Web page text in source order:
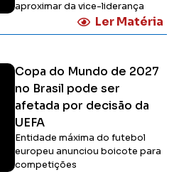
aproximar da vice-liderança
Ler Matéria
Copa do Mundo de 2027
no Brasil pode ser
afetada por decisão da
UEFA
Entidade máxima do futebol
europeu anunciou boicote para
competições